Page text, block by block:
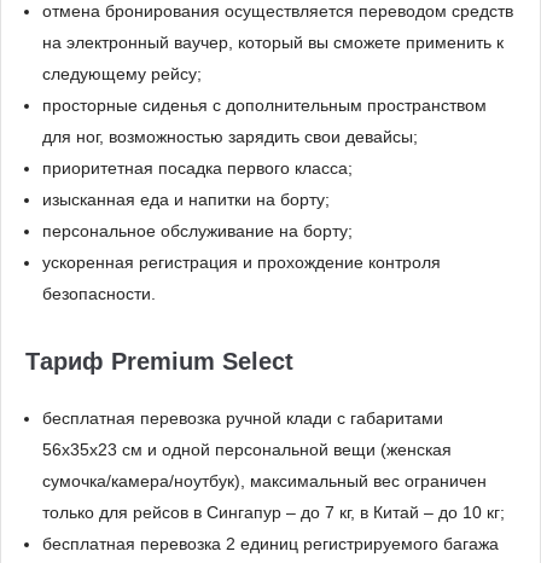
отмена бронирования осуществляется переводом средств
на электронный ваучер, который вы сможете применить к
следующему рейсу;
просторные сиденья с дополнительным пространством
для ног, возможностью зарядить свои девайсы;
приоритетная посадка первого класса;
изысканная еда и напитки на борту;
персональное обслуживание на борту;
ускоренная регистрация и прохождение контроля
безопасности.
Тариф Premium Select
бесплатная перевозка ручной клади с габаритами
56x35x23 см и одной персональной вещи (женская
сумочка/камера/ноутбук), максимальный вес ограничен
только для рейсов в Сингапур – до 7 кг, в Китай – до 10 кг;
бесплатная перевозка 2 единиц регистрируемого багажа